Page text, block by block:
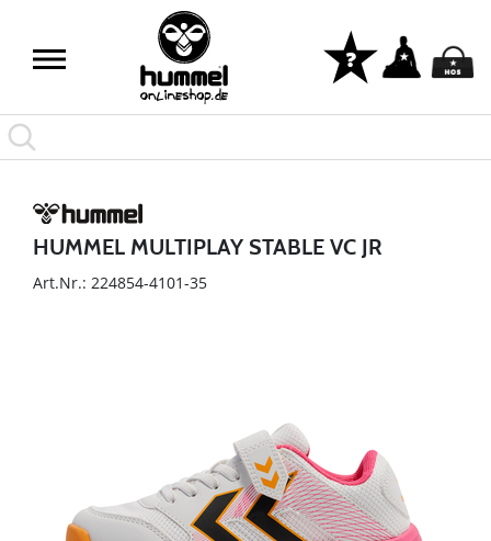
HUMMEL MULTIPLAY STABLE VC JR
Art.Nr.: 224854-4101-35